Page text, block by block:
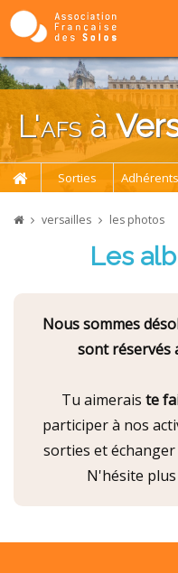
L'afsà
Sorties Adhérents
versailles les photos
Les
Nous sommes
sont réservés
Tu aimerais te
participer à nos
sorties et
N'hésite